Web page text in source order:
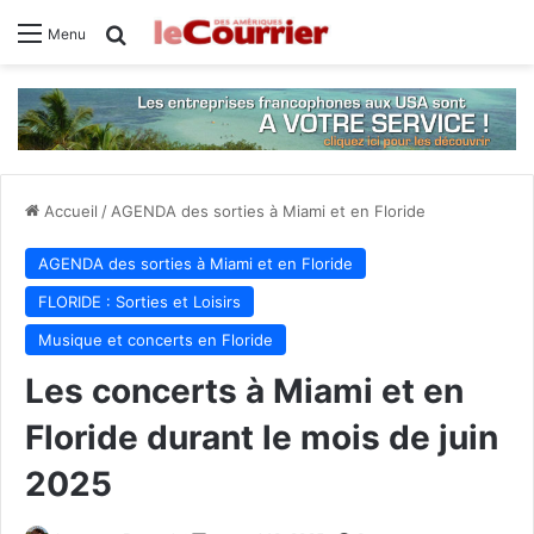
Menu Rechercher
Accueil / AGENDA des sorties à Miami et en Floride
AGENDA des sorties à Miami et en Floride
FLORIDE : Sorties et Loisirs
Musique et concerts en Floride
Les concerts à Miami et en
Floride durant le mois de juin
2025